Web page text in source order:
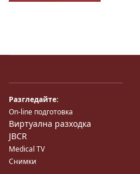
Разгледайте:
On-line подготовка
Виртуална разходка
JBCR
Medical TV
Снимки